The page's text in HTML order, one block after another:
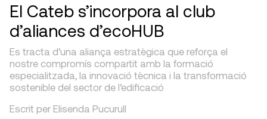
El Cateb s’incorpora al club
d’aliances d’ecoHUB
Es tracta d’una aliança estratègica que reforça el
nostre compromís compartit amb la formació
especialitzada, la innovació tècnica i la transformació
sostenible del sector de l’edificació
Escrit per Elisenda Pucurull